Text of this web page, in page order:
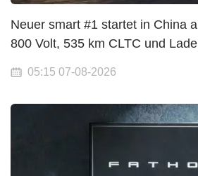
Neuer smart #1 startet in China
800 Volt, 535 km CLTC und
05:15 07-08-2026